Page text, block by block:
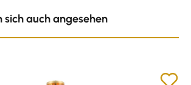
sich auch angesehen